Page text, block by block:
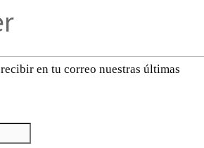
en tu correo nuestras últimas